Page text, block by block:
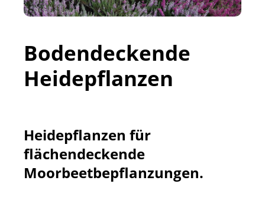
Bodendeckende
Heidepflanzen
Heidepflanzen für
flächendeckende
Moorbeetbepflanzungen.